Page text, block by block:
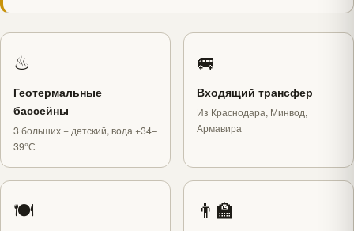
♨
Геотермальные
бассейны
3 больших + детский, вода +34–
39°С
🚐
Входящий трансфер
Из Краснодара, Минвод,
Армавира
🍽 👨‍🏫